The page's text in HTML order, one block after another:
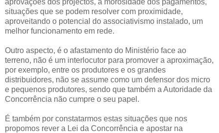
situações que se podem resolver com proximidade,
aproveitando o potencial do associativismo instalado, um
melhor funcionamento em rede.
Outro aspecto, é o afastamento do Ministério face ao
terreno, não é um interlocutor para promover a aproximação,
por exemplo, entre os produtores e os grandes
distribuidores, não se assume como um defensor dos micro
e pequenos produtores, sendo que também a Autoridade da
Concorrência não cumpre o seu papel.
É também por constatarmos estas situações que nos
propomos rever a Lei da Concorrência e apostar na